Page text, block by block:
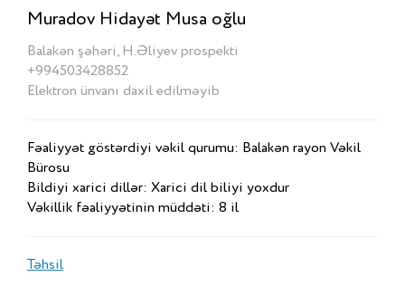
Muradov Hidayət Musa oğlu
Balakən şəhəri, H.Əliyev prospekti
+994503428852
Elektron ünvanı daxil edilməyib
Fəaliyyət göstərdiyi vəkil qurumu: Balakən rayon Vəkil
Bürosu
Bildiyi xarici dillər: Xarici dil biliyi yoxdur
Vəkillik fəaliyyətinin müddəti: 8 il
Təhsil